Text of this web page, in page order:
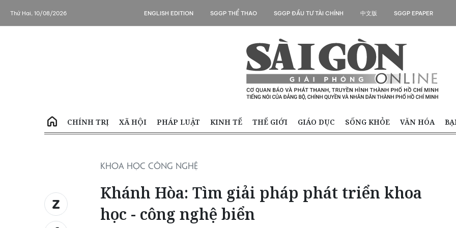
Thứ Hai, 10/08/2026 ENGLISH EDITION SGGP THỂ THAO SGGP ĐẦU TƯ TÀI CHÍNH 中文版 SGGP EPAPER
CHÍNH TRỊ XÃ HỘI PHÁP LUẬT KINH TẾ THẾ GIỚI GIÁO DỤC SỐNG KHỎE VĂN HÓA
KHOA HỌC CÔNG NGHỆ
Khánh Hòa: Tìm giải pháp phát triển khoa
học - công nghệ biển